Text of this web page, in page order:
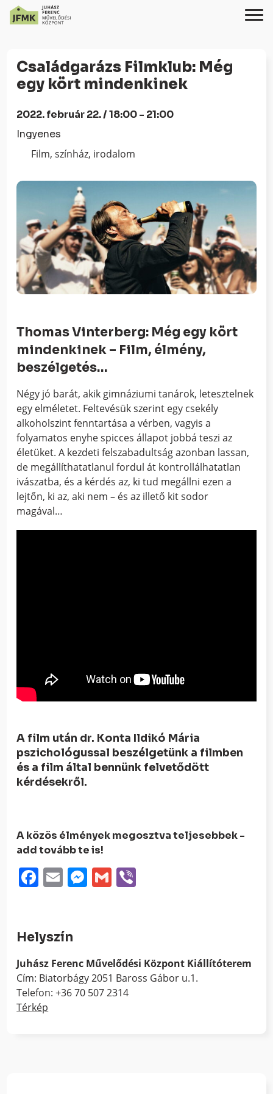
Content
navigációhoz
Családgarázs Filmklub: Még
egy kört mindenkinek
2022. február 22. / 18:00 - 21:00
Ingyenes
Film, színház, irodalom
Thomas Vinterberg: Még egy kört
mindenkinek – Film, élmény,
beszélgetés…
Négy jó barát, akik gimnáziumi tanárok, letesztelnek
egy elméletet. Feltevésük szerint egy csekély
alkoholszint fenntartása a vérben, vagyis a
folyamatos enyhe spicces állapot jobbá teszi az
életüket. A kezdeti felszabadultság azonban lassan,
de megállíthatatlanul fordul át kontrollálhatatlan
ivászatba, és a kérdés az, ki tud megállni ezen a
lejtőn, ki az, aki nem – és az illető kit sodor
magával…
A film után dr. Konta Ildikó Mária
pszichológussal beszélgetünk a filmben
és a film által bennünk felvetődött
kérdésekről.
A közös élmények megosztva teljesebbek -
add tovább te is!
Facebook
EmailMessenger
Gmail
Helyszín
Juhász Ferenc Művelődési Központ Kiállítóterem
Cím: Biatorbágy 2051 Baross Gábor u.1.
Telefon: +36 70 507 2314
Térkép